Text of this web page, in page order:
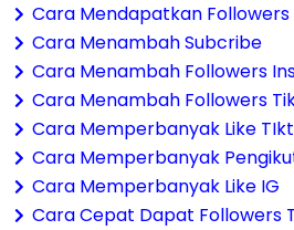
Cara Mendapatkan
Cara Menambah Subcribe
Cara Menambah Followers
Cara Menambah Followers
Cara Memperbanyak Like
Cara Memperbanyak
Cara Memperbanyak Like IG
Cara Cepat Dapat Followers